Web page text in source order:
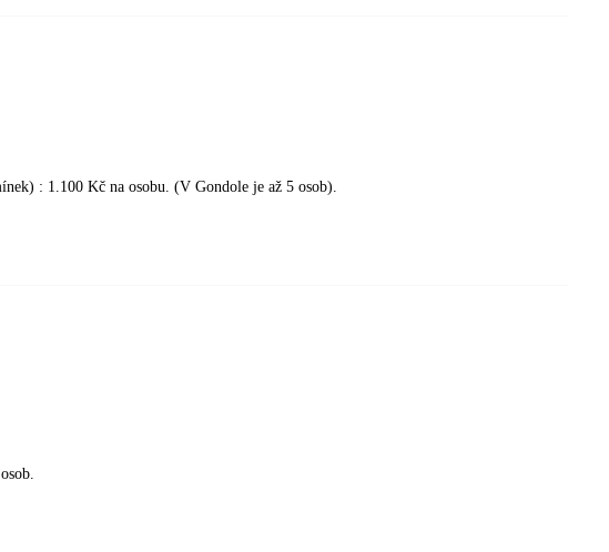
: 1.100 Kč na osobu. (V Gondole je až 5 osob).